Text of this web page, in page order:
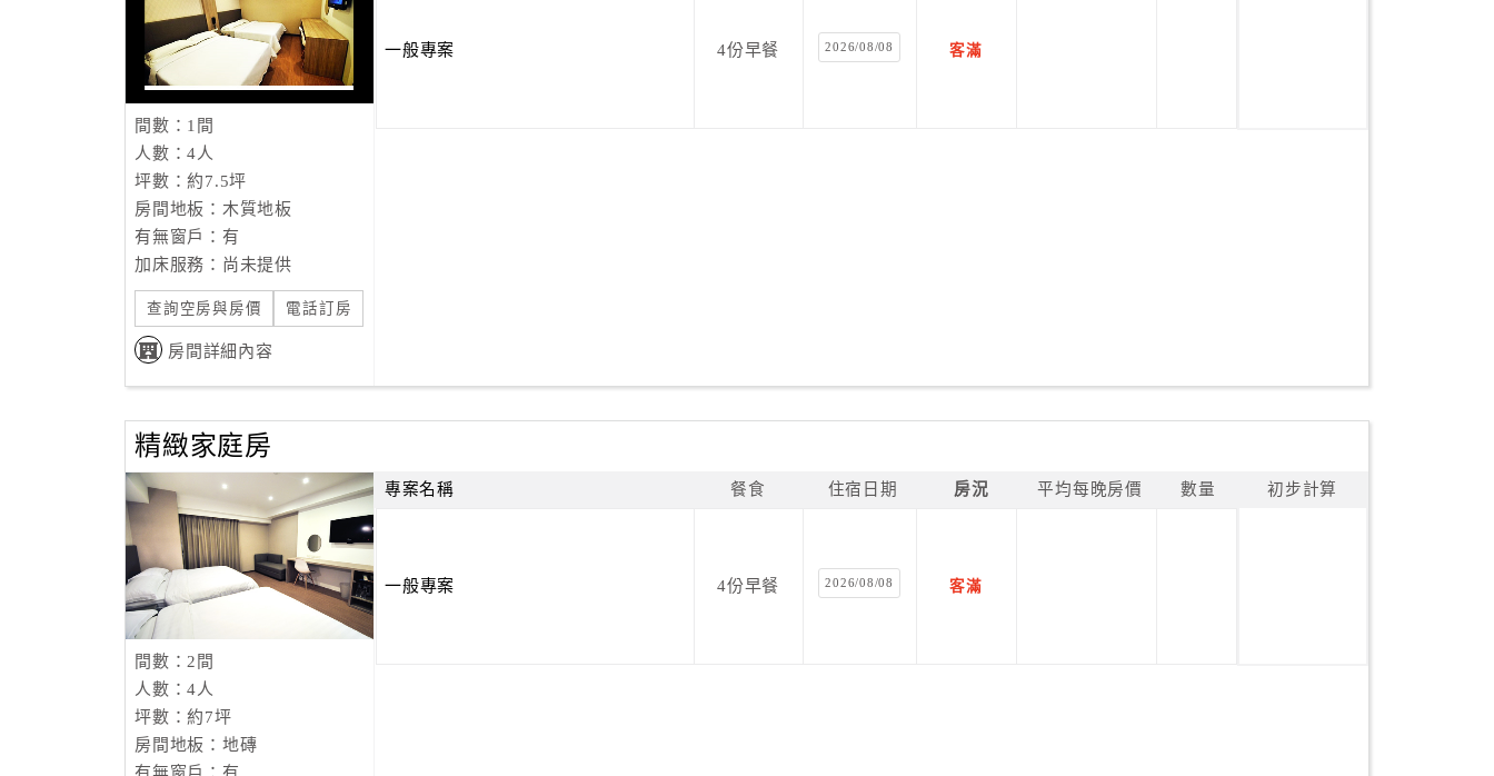
間數：1間
人數：4人
坪數：約7.5坪
房間地板：木質地板
有無窗戶：有
加床服務：尚未提供
查詢空房與房價 電話訂房
房間詳細內容
一般專案 4份早餐 2026/08/08 客滿
精緻家庭房
間數：2間
人數：4人
坪數：約7坪
房間地板：地磚
專案名稱 餐食 住宿日期 房況 平均每晚房價 數量 初步計算
一般專案 4份早餐 2026/08/08 客滿